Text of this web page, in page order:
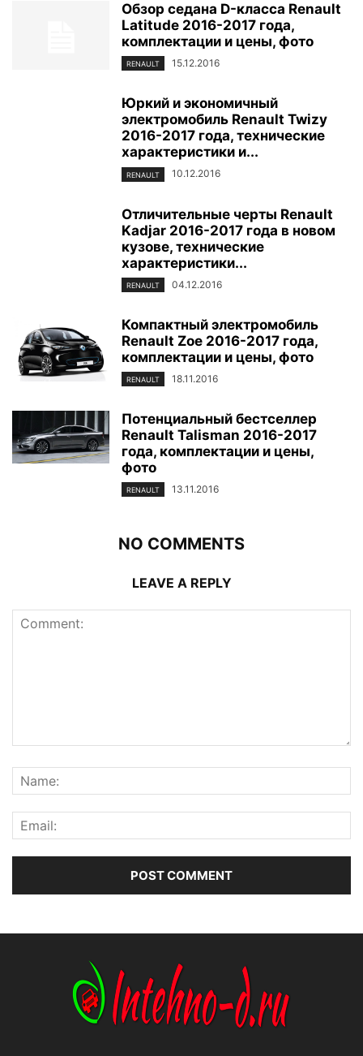
Обзор седана D-класса Renault
Latitude 2016-2017 года,
комплектации и цены, фото
RENAULT 15.12.2016
Юркий и экономичный
электромобиль Renault Twizy
2016-2017 года, технические
характеристики и...
RENAULT 10.12.2016
Отличительные черты Renault
Kadjar 2016-2017 года в новом
кузове, технические
характеристики...
RENAULT 04.12.2016
Компактный электромобиль
Renault Zoe 2016-2017 года,
комплектации и цены, фото
RENAULT 18.11.2016
Потенциальный бестселлер
Renault Talisman 2016-2017
года, комплектации и цены,
фото
RENAULT 13.11.2016
NO COMMENTS
LEAVE A REPLY